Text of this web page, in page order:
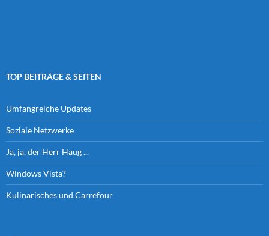
TOP BEITRÄGE & SEITEN
Umfangreiche Updates
Soziale Netzwerke
Ja, ja, der Herr Haug ...
Windows Vista?
Kulinarisches und Carrefour